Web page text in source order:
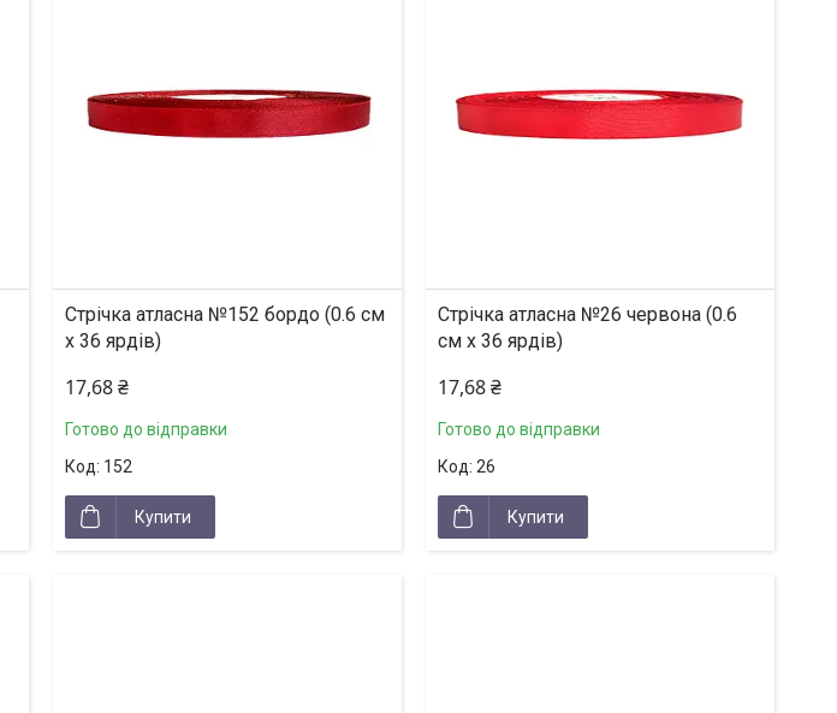
Стрічка атласна №152 бордо (0.6 см
х 36 ярдів)
17,68 ₴
Готово до відправки
152
Купити
Стрічка атласна №26 червона (0.6
см х 36 ярдів)
17,68 ₴
Готово до відправки
26
Купити